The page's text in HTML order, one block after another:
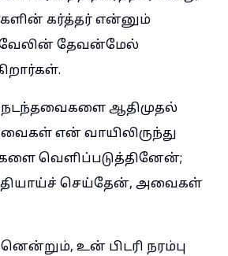
கர்த்தர் என்னும்
தேவன்மேல்
நடந்தவைகளை ஆதிமுதல்
என் வாயிலிருந்து
வெளிப்படுத்தினேன்;
செய்தேன், அவைகள்
உன் பிடரி நரம்பு